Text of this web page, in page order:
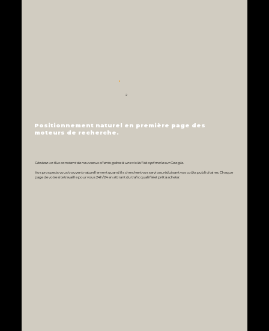
2
Positionnement naturel en première page des
moteurs de recherche.
Générez un flux constant de nouveaux clients grâce à une visibilité optimale sur Google.
Vos prospects vous trouvent naturellement quand ils cherchent vos services, réduisant vos coûts publicitaires. Chaque
page de votre site travaille pour vous 24h/24 en attirant du trafic qualifié et prêt à acheter.